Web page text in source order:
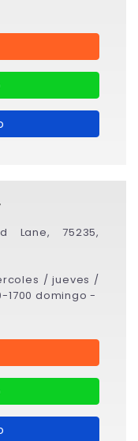
Lane, 75235,
/ jueves /
1700 domingo -